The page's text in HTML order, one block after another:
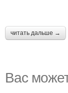
читать дальше →
Вас